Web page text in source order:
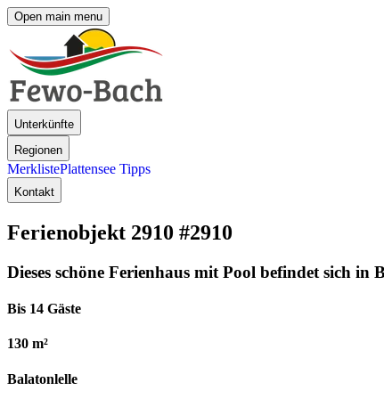
Open main menu
Unterkünfte
Regionen
MerklistePlattensee Tipps
Kontakt
Ferienobjekt 2910 #2910
Dieses schöne Ferienhaus mit Pool befindet sich
Bis 14 Gäste
130 m²
Balatonlelle